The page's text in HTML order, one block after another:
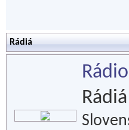
Rádiá
Rádiá